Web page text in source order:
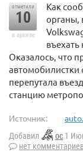
отметили
10
в архиве
Как
органы,
Оказалось, что
автомобилистки
перепутала
станцию
Источник:
Добавил oc 1
нет